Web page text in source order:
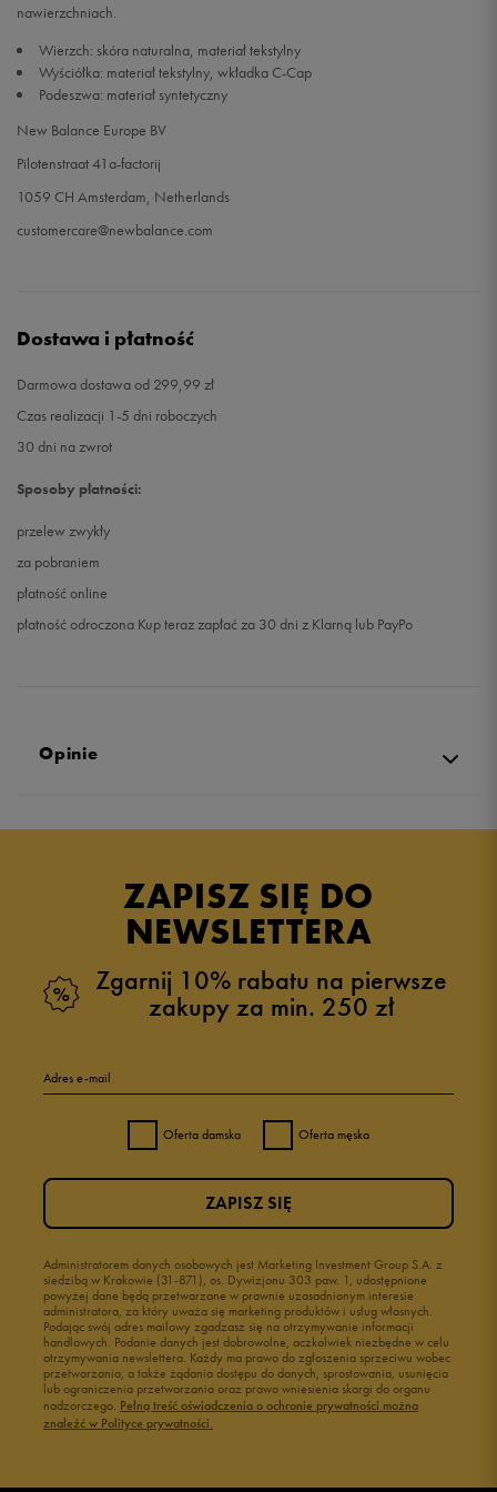
45,5 29,5 cm
46,5 30 cm
47,5 31 cm
32 cm
nawierzchniach.
Wierzch: skóra naturalna, materiał tekstylny
Wyściółka: materiał tekstylny, wkładka C-Cap
Podeszwa: materiał syntetyczny
New Balance Europe BV
Pilotenstraat 41a-factorij
1059 CH Amsterdam, Netherlands
customercare@newbalance.com
Dostawa i płatność
Darmowa dostawa od 299,99 zł
Czas realizacji 1-5 dni roboczych
30 dni na zwrot
Sposoby płatności:
przelew zwykły
za pobraniem
płatność online
płatność odroczona Kup teraz zapłać za 30 dni z Klarną lub PayPo
Opinie
ZAPISZ SIĘ DO
NEWSLETTERA
Zgarnij 10% rabatu na pierwsze
zakupy za min. 250 zł
Adres e-mail
Oferta damska Oferta męska
Administratorem danych osobowych jest Marketing Investment Group S.A. z
siedzibą w Krakowie (31-871), os. Dywizjonu 303 paw. 1, udostępnione
powyżej dane będą przetwarzane w prawnie uzasadnionym interesie
administratora, za który uważa się marketing produktów i usług własnych.
Podając swój adres mailowy zgadzasz się na otrzymywanie informacji
handlowych. Podanie danych jest dobrowolne, aczkolwiek niezbędne w celu
otrzymywania newslettera. Każdy ma prawo do zgłoszenia sprzeciwu wobec
przetwarzania, a także żądania dostępu do danych, sprostowania, usunięcia
lub ograniczenia przetwarzania oraz prawo wniesienia skargi do organu
nadzorczego. Pełną treść oświadczenia o ochronie prywatności można
znaleźć w Polityce prywatności.
ZAPISZ SIĘ